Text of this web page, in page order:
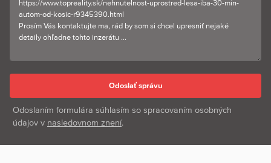
Odoslaním formulára súhlasím so spracovaním osobných
údajov v nasledovnom znení.